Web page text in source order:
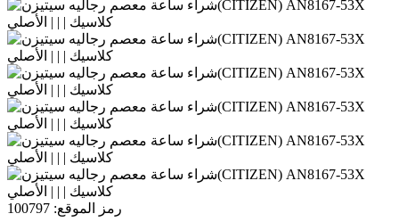
رمز الموقع: 100797